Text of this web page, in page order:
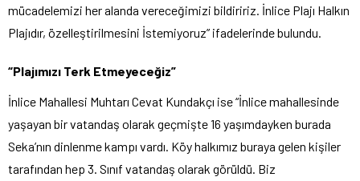
mücadelemizi her alanda vereceğimizi bildiririz. İnlice Plajı Halkın
Plajıdır, özelleştirilmesini İstemiyoruz” ifadelerinde bulundu.
“Plajımızı Terk Etmeyeceğiz”
İnlice Mahallesi Muhtarı Cevat Kundakçı ise “İnlice mahallesinde
yaşayan bir vatandaş olarak geçmişte 16 yaşımdayken burada
Seka’nın dinlenme kampı vardı. Köy halkımız buraya gelen kişiler
tarafından hep 3. Sınıf vatandaş olarak görüldü. Biz